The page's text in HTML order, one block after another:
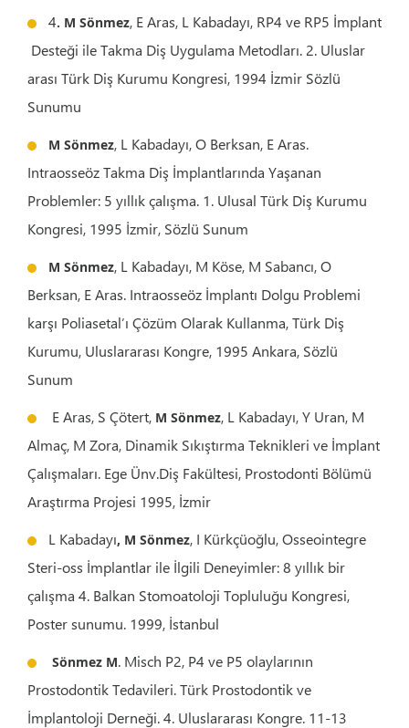
4. M Sönmez, E Aras, L Kabadayı, RP4 ve RP5 İmplant
Desteği ile Takma Diş Uygulama Metodları. 2. Uluslar
arası Türk Diş Kurumu Kongresi, 1994 İzmir Sözlü
Sunumu
M Sönmez, L Kabadayı, O Berksan, E Aras.
Intraosseöz Takma Diş İmplantlarında Yaşanan
Problemler: 5 yıllık çalışma. 1. Ulusal Türk Diş Kurumu
Kongresi, 1995 İzmir, Sözlü Sunum
M Sönmez, L Kabadayı, M Köse, M Sabancı, O
Berksan, E Aras. Intraosseöz İmplantı Dolgu Problemi
karşı Poliasetal’ı Çözüm Olarak Kullanma, Türk Diş
Kurumu, Uluslararası Kongre, 1995 Ankara, Sözlü
Sunum
E Aras, S Çötert, M Sönmez, L Kabadayı, Y Uran, M
Almaç, M Zora, Dinamik Sıkıştırma Teknikleri ve İmplant
Çalışmaları. Ege Ünv.Diş Fakültesi, Prostodonti Bölümü
Araştırma Projesi 1995, İzmir
L Kabadayı, M Sönmez, I Kürkçüoğlu, Osseointegre
Steri-oss İmplantlar ile İlgili Deneyimler: 8 yıllık bir
çalışma 4. Balkan Stomoatoloji Topluluğu Kongresi,
Poster sunumu. 1999, İstanbul
Sönmez M. Misch P2, P4 ve P5 olaylarının
Prostodontik Tedavileri. Türk Prostodontik ve
İmplantoloji Derneği. 4. Uluslararası Kongre. 11-13